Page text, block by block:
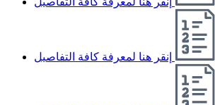
إنقر هنا لمعرفة كافة التفاصيل